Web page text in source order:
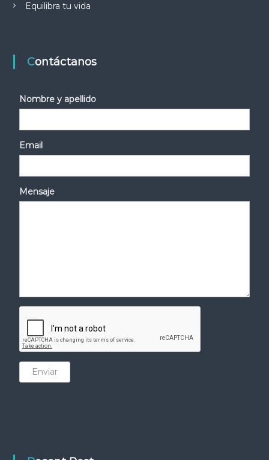
Equilibra tu vida
Contáctanos
Nombre y apellido
Email
Mensaje
Enviar